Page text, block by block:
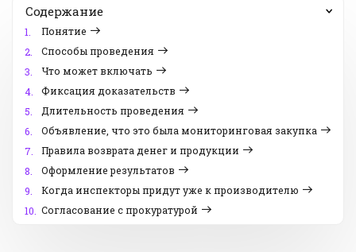
Содержание
1.
Понятие
2.
Способы проведения
3.
Что может включать
4.
Фиксация доказательств
5.
Длительность проведения
6.
Объявление, что это была мониторинговая закупка
7.
Правила возврата денег и продукции
8.
Оформление результатов
9.
Когда инспекторы придут уже к производителю
10. Согласование с прокуратурой